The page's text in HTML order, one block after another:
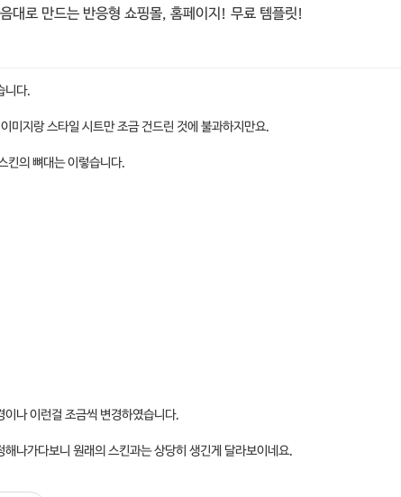
대로 만드는 반응형 쇼핑몰, 홈페이지! 무료 템플릿!
니다.
미지랑 스타일 시트만 조금 건드린 것에 불과하지만요.
킨의 뼈대는 이렇습니다.
나 이런걸 조금씩 변경하였습니다.
나가다보니 원래의 스킨과는 상당히 생긴게 달라보이네요.